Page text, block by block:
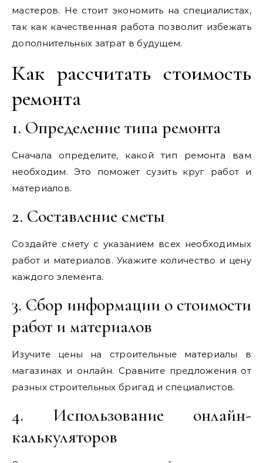
мастеров. Не стоит экономить на специалистах‚
так как качественная работа позволит избежать
дополнительных затрат в будущем.
Как рассчитать стоимость
ремонта
1. Определение типа ремонта
Сначала определите‚ какой тип ремонта вам
необходим. Это поможет сузить круг работ и
материалов.
2. Составление сметы
Создайте смету с указанием всех необходимых
работ и материалов. Укажите количество и цену
каждого элемента.
3. Сбор информации о стоимости
работ и материалов
Изучите цены на строительные материалы в
магазинах и онлайн. Сравните предложения от
разных строительных бригад и специалистов.
4. Использование онлайн-
калькуляторов